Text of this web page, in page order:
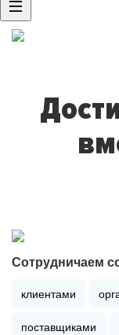
Сотрудничаем
клиентами
поставщиками